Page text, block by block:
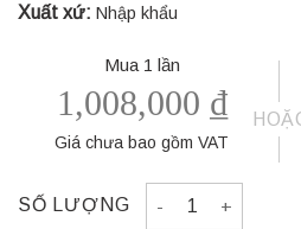
Xuất xứ: Nhập khẩu
Mua 1 lần
1,008,000 ₫
Giá chưa bao gồm VAT
SỐ LƯỢNG DECOR TRANG